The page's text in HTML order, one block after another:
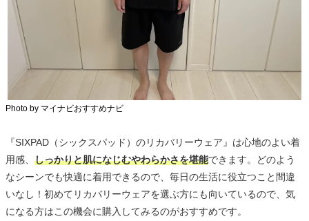
Photo by マイナビおすすめナビ
『SIXPAD（シックスパッド）のリカバリーウェア』は心地のよい着
用感、 しっかりと肌になじむやわらかさを堪能できます。どのよう
なシーンでも快適に着用できるので、毎日の生活に役立つこと間違
いなし！初めてリカバリーウェアを選ぶ方にも向いているので、気
になる方はこの機会に購入してみるのがおすすめです。